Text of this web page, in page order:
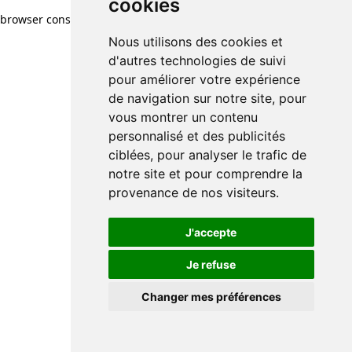
cookies
Nous utilisons des cookies et
d'autres technologies de suivi
pour améliorer votre expérience
de navigation sur notre site, pour
vous montrer un contenu
personnalisé et des publicités
ciblées, pour analyser le trafic de
notre site et pour comprendre la
provenance de nos visiteurs.
J'accepte
Je refuse
Changer mes préférences
browser console for more information)